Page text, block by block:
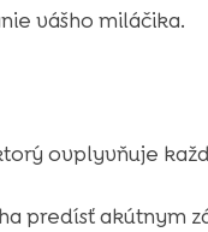
vášho miláčika.
ovplyvňuje
predísť akútnym